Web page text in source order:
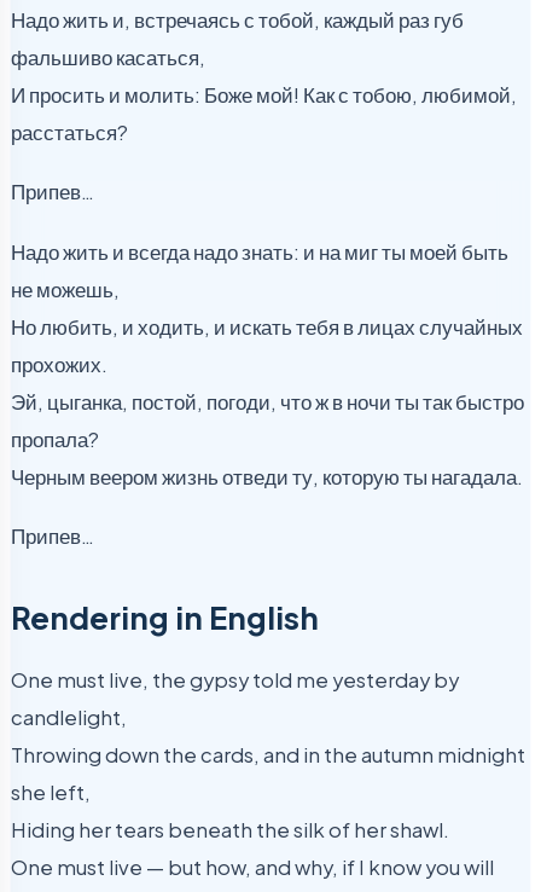
Надо жить и, встречаясь с тобой, каждый раз губ
фальшиво касаться,
И просить и молить: Боже мой! Как с тобою, любимой,
расстаться?
Припев…
Надо жить и всегда надо знать: и на миг ты моей быть
не можешь,
Но любить, и ходить, и искать тебя в лицах случайных
прохожих.
Эй, цыганка, постой, погоди, что ж в ночи ты так быстро
пропала?
Черным веером жизнь отведи ту, которую ты нагадала.
Припев…
Rendering in English
One must live, the gypsy told me yesterday by
candlelight,
Throwing down the cards, and in the autumn midnight
she left,
Hiding her tears beneath the silk of her shawl.
One must live — but how, and why, if I know you will